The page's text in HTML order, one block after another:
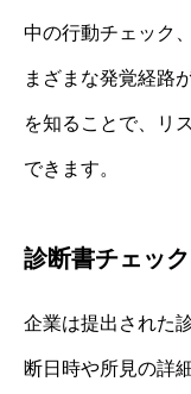
中の行動チェック
まざまな発覚経路
を知ることで、リ
できます。
診断書チェッ
企業は提出された
断日時や所見の詳